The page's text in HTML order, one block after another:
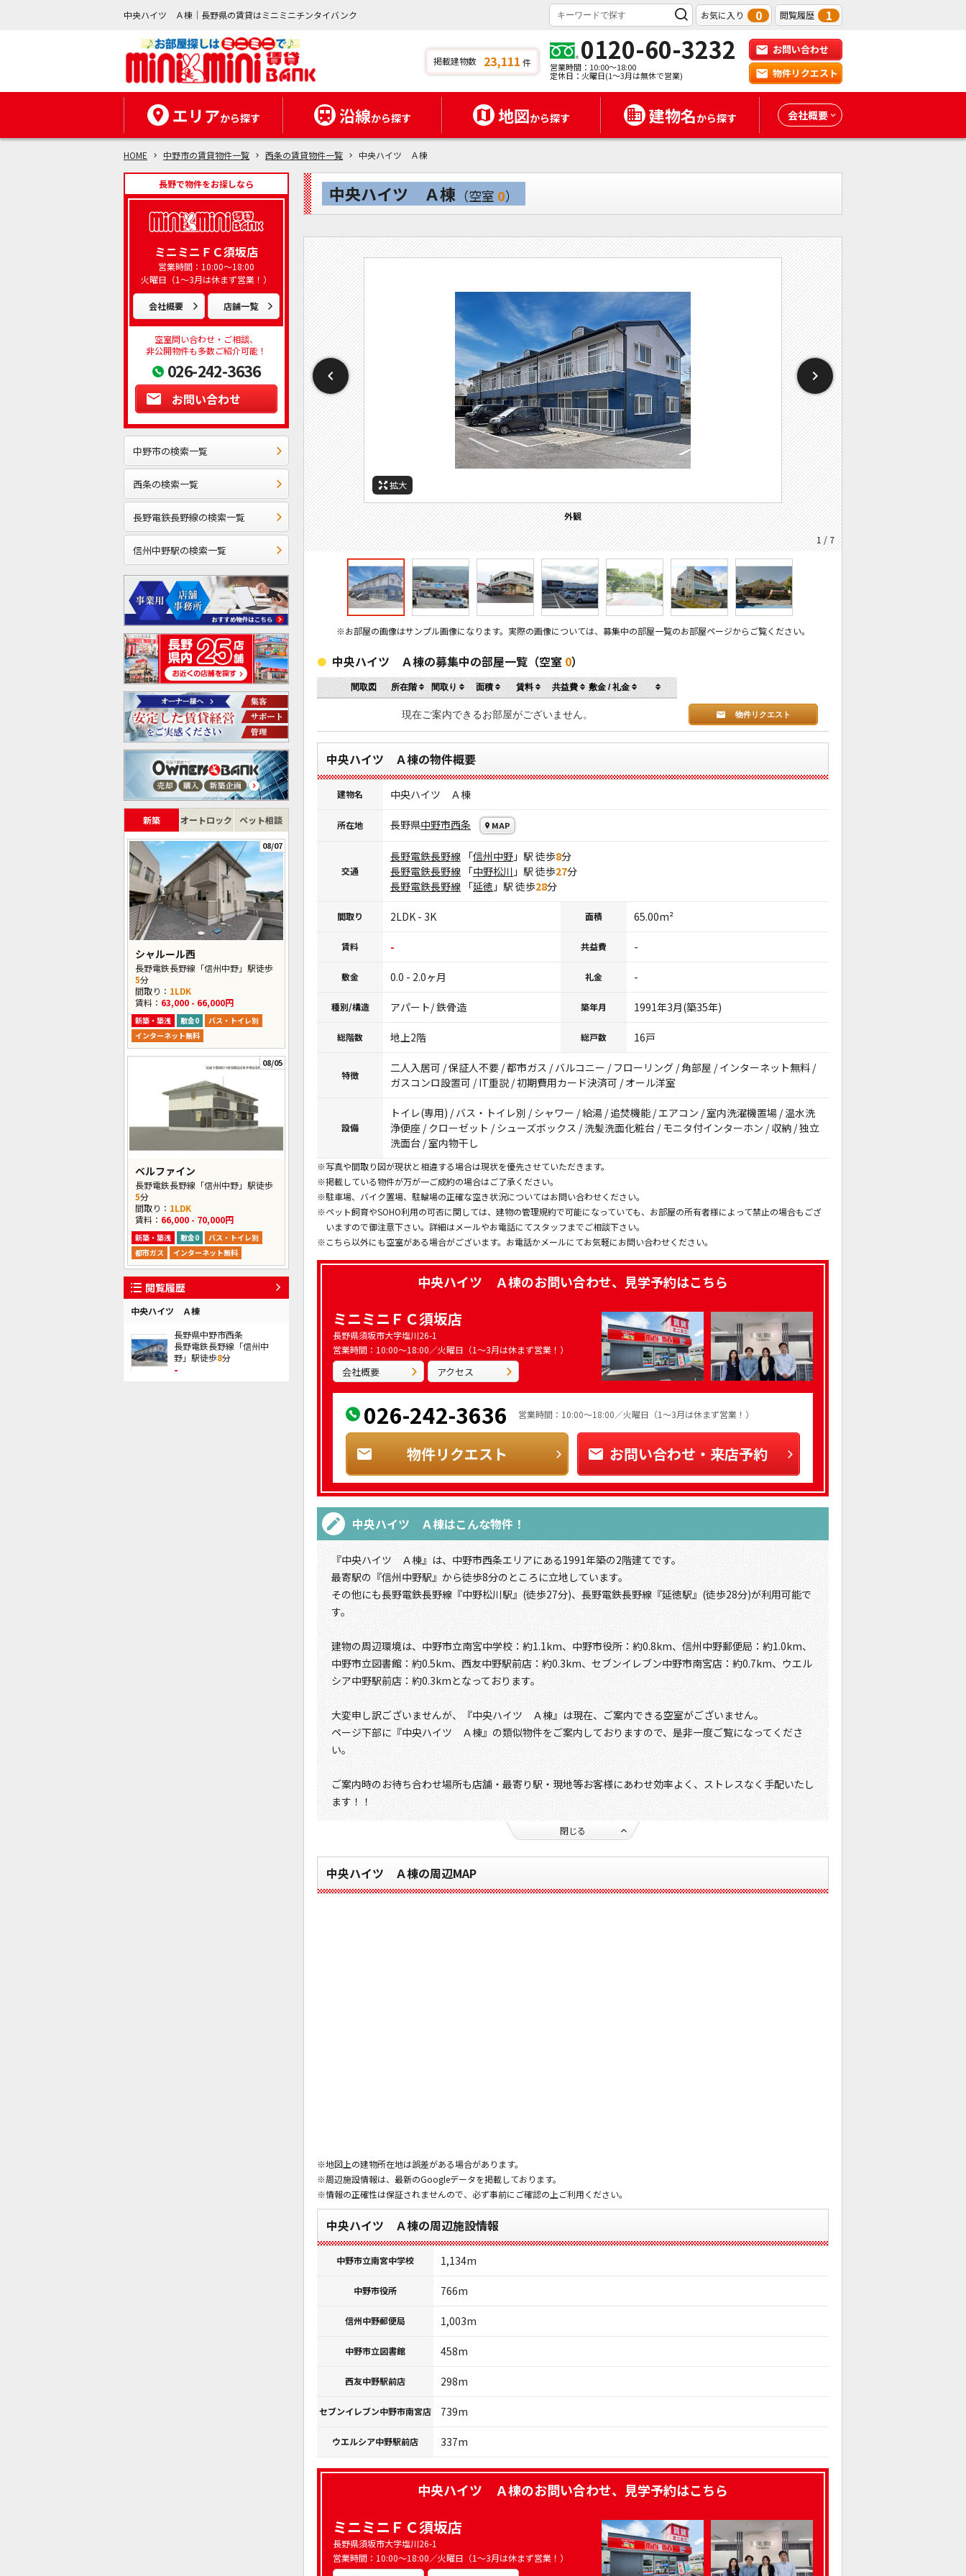
中央ハイツ Ａ棟｜長野県の賃貸はミニミニチンタイバンク お気に入り 0 閲覧履歴 1
掲載建物数 23,111 件 0120-60-3232
営業時間：10:00～18:00
定休日：火曜日(1～3月は無休で営業)
お問い合わせ
物件リクエスト
エリアから探す 沿線から探す 地図から探す 建物名から探す 会社概要
HOME 中野市の賃貸物件一覧 西条の賃貸物件一覧 中央ハイツ Ａ棟
長野で物件をお探しなら
ミニミニＦＣ須坂店
営業時間：10:00～18:00
火曜日（1～3月は休まず営業！）
会社概要 店舗一覧
空室問い合わせ・ご相談、
非公開物件も多数ご紹介可能！
026-242-3636
お問い合わせ
中野市の検索一覧
西条の検索一覧
長野電鉄長野線の検索一覧
信州中野駅の検索一覧
新築 オートロック ペット相談
08/07
シャルール西
長野電鉄長野線「信州中野」駅徒歩
5分
間取り： 1LDK
賃料： 63,000 - 66,000円
新築・築浅 敷金0
バス・トイレ別
インターネット無料
08/05
ベルファイン
長野電鉄長野線「信州中野」駅徒歩
5分
間取り： 1LDK
賃料： 66,000 - 70,000円
新築・築浅 敷金0
バス・トイレ別
都市ガス
インターネット無料
閲覧履歴
中央ハイツ Ａ棟
長野県中野市西条
長野電鉄長野線「信州中
野」駅徒歩8分
-
中央ハイツ Ａ棟 （空室 0）
拡大
外観
1 / 7
拡大
周辺施設：ドラックストア
拡大
周辺施設：コンビニ
拡大
周辺施設：スーパー
拡大
周辺施設：図書館
拡大
周辺施設：役所
拡大
※お部屋の画像はサンプル画像になります。実際の画像については、募集中の部屋一覧のお部屋ページからご覧ください。
中央ハイツ Ａ棟の募集中の部屋一覧（空室 0）
間取図 所在階 間取り 面積 賃料 共益費 敷金 / 礼金
現在ご案内できるお部屋がございません。 物件リクエスト
中央ハイツ Ａ棟の物件概要
建物名 中央ハイツ Ａ棟
所在地 長野県中野市西条 MAP
交通
長野電鉄長野線 「信州中野 」駅 徒歩8分
長野電鉄長野線 「中野松川 」駅 徒歩27分
長野電鉄長野線 「延徳 」駅 徒歩28分
間取り 2LDK - 3K 面積 65.00m²
賃料 - 共益費 -
敷金 0.0 - 2.0ヶ月 礼金 -
種別/構造 アパート/ 鉄骨造 築年月 1991年3月(築35年)
総階数 地上2階 総戸数 16戸
特徴
二人入居可 / 保証人不要 / 都市ガス / バルコニー / フローリング / 角部屋 / インターネット無料 /
ガスコンロ設置可 / IT重説 / 初期費用カード決済可 / オール洋室
設備
トイレ(専用) / バス・トイレ別 / シャワー / 給湯 / 追焚機能 / エアコン / 室内洗濯機置場 / 温水洗
浄便座 / クローゼット / シューズボックス / 洗髪洗面化粧台 / モニタ付インターホン / 収納 / 独立
洗面台 / 室内物干し
※写真や間取り図が現状と相違する場合は現状を優先させていただきます。
※掲載している物件が万が一ご成約の場合はご了承ください。
※駐車場、バイク置場、駐輪場の正確な空き状況についてはお問い合わせください。
※ペット飼育やSOHO利用の可否に関しては、建物の管理規約で可能になっていても、お部屋の所有者様によって禁止の場合もござ
いますので御注意下さい。詳細はメールやお電話にてスタッフまでご相談下さい。
※こちら以外にも空室がある場合がございます。お電話かメールにてお気軽にお問い合わせください。
中央ハイツ Ａ棟のお問い合わせ、見学予約はこちら
ミニミニＦＣ須坂店
長野県須坂市大字塩川26-1
営業時間：10:00～18:00／火曜日（1～3月は休まず営業！）
会社概要 アクセス
026-242-3636 営業時間：10:00～18:00／火曜日（1～3月は休まず営業！）
物件リクエスト お問い合わせ・来店予約
中央ハイツ Ａ棟はこんな物件！
『中央ハイツ Ａ棟』は、中野市西条エリアにある1991年築の2階建てです。
最寄駅の『信州中野駅』から徒歩8分のところに立地しています。
その他にも長野電鉄長野線『中野松川駅』(徒歩27分)、長野電鉄長野線『延徳駅』(徒歩28分)が利用可能で
す。
建物の周辺環境は、中野市立南宮中学校：約1.1km、中野市役所：約0.8km、信州中野郵便局：約1.0km、
中野市立図書館：約0.5km、西友中野駅前店：約0.3km、セブンイレブン中野市南宮店：約0.7km、ウエル
シア中野駅前店：約0.3kmとなっております。
大変申し訳ございませんが、『中央ハイツ Ａ棟』は現在、ご案内できる空室がございません。
ページ下部に『中央ハイツ Ａ棟』の類似物件をご案内しておりますので、是非一度ご覧になってくださ
い。
ご案内時のお待ち合わせ場所も店舗・最寄り駅・現地等お客様にあわせ効率よく、ストレスなく手配いたし
ます！！
閉じる
中央ハイツ Ａ棟の周辺MAP
※地図上の建物所在地は誤差がある場合があります。
※周辺施設情報は、最新のGoogleデータを掲載しております。
※情報の正確性は保証されませんので、必ず事前にご確認の上ご利用ください。
中央ハイツ Ａ棟の周辺施設情報
中野市立南宮中学校 1,134m
中野市役所 766m
信州中野郵便局 1,003m
中野市立図書館 458m
西友中野駅前店 298m
セブンイレブン中野市南宮店 739m
ウエルシア中野駅前店 337m
中央ハイツ Ａ棟のお問い合わせ、見学予約はこちら
ミニミニＦＣ須坂店
長野県須坂市大字塩川26-1
営業時間：10:00～18:00／火曜日（1～3月は休まず営業！）